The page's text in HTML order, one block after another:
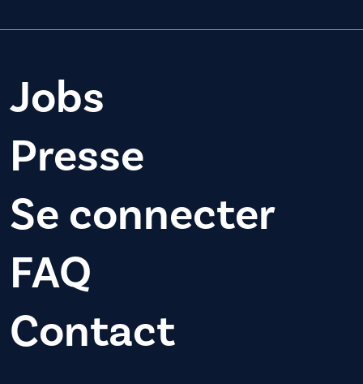
Jobs
Presse
Se connecter
FAQ
Contact